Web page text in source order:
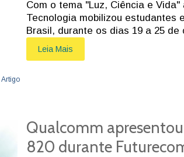
Com o tema "Luz, Ciência e
Tecnologia mobilizou estudantes
Brasil, durante os dias 19 a 25 de
Leia Mais
Artigo
Qualcomm
820 durante